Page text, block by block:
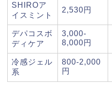
SHIROア
イスミント
2,530円
デパコスボ
ディケア
3,000-
8,000円
冷感ジェル
系
800-2,000
円